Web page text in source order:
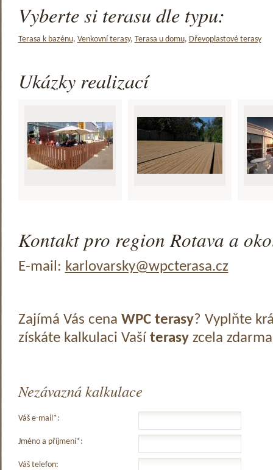
Vyberte si terasu dle typu:
Terasa k bazénu, Venkovní terasy, Terasa u domu, Dřevoplastové terasy
Ukázky realizací
Kontakt pro region Rotava a
E-mail: karlovarsky@wpcterasa.cz
Zajímá Vás cena WPC terasy? Vyplňte
získáte kalkulaci Vaší terasyzcela
Nezávazná kalkulace
Váš e-mail*:
Jméno a příjmení*:
Váš telefon: